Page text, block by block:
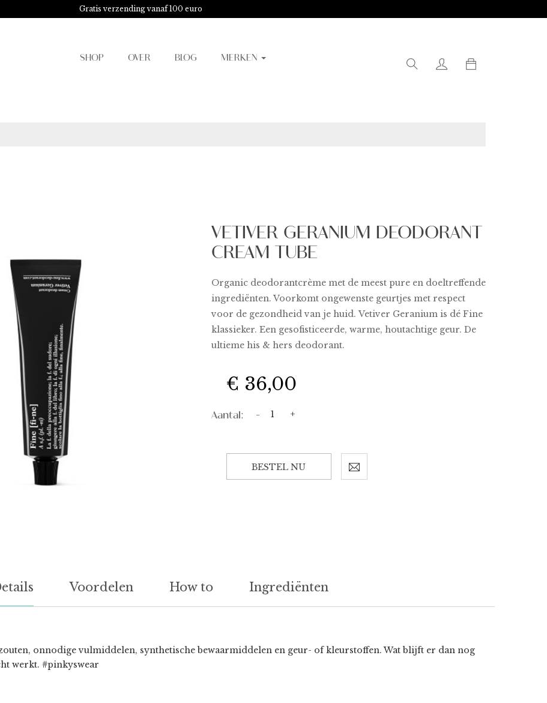
Gratis verzending vanaf 100 euro
SHOP OVER BLOG MERKEN
VETIVER GERANIUM DEODORANT
CREAM TUBE
Organic deodorantcrème met de meest pure en doeltreffende
ingrediënten. Voorkomt ongewenste geurtjes met respect
voor de gezondheid van je huid. Vetiver Geranium is dé Fine
klassieker. Een gesofisticeerde, warme, houtachtige geur. De
ultieme his & hers deodorant.
€ 36,00
Aantal: - +
BESTEL NU
Voordelen How to Ingrediënten
onnodige vulmiddelen, synthetische bewaarmiddelen en geur- of kleurstoffen. Wat blijft er dan nog
werkt. #pinkyswear